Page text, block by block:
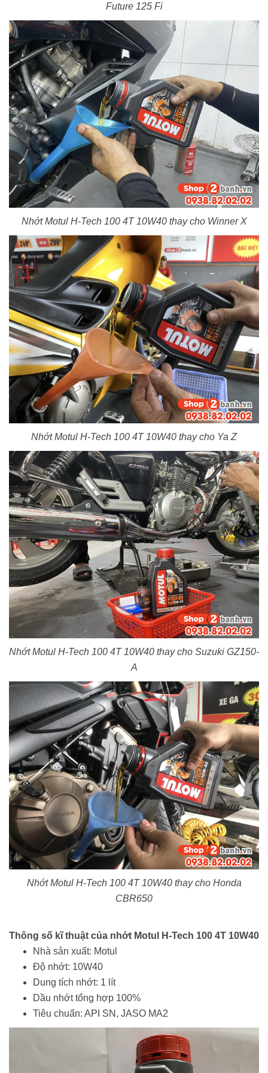
Future 125 Fi
Nhớt Motul H-Tech 100 4T 10W40 thay cho Winner X
Nhớt Motul H-Tech 100 4T 10W40 thay cho Ya Z
Nhớt Motul H-Tech 100 4T 10W40 thay cho Suzuki GZ150-
A
Nhớt Motul H-Tech 100 4T 10W40 thay cho Honda
CBR650
Thông số kĩ thuật của nhớt Motul H-Tech 100 4T 10W40
Nhà sản xuất: Motul
Độ nhớt: 10W40
Dung tích nhớt: 1 lít
Dầu nhớt tổng hợp 100%
Tiêu chuẩn: API SN, JASO MA2